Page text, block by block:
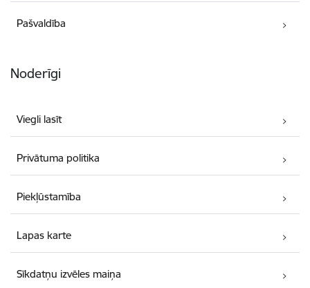
Pašvaldība
Noderīgi
Viegli lasīt
Privātuma politika
Piekļūstamība
Lapas karte
Sīkdatņu izvēles maiņa